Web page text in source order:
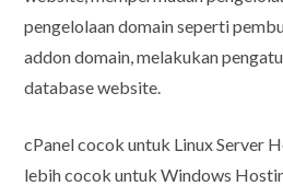
pengelolaan domain seperti
addon domain, melakukan
database website.
cPanel cocok untuk Linux Server
lebih cocok untuk Windows